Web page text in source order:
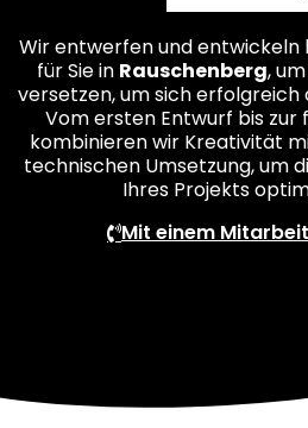
Wir entwerfen und
für Sie in Rauschenberg,
versetzen, um sich erfolgreich
Vom ersten Entwurf bis zur
kombinieren wir Kreativität
technischen Umsetzung, um
Ihres Projekts
Mit einem